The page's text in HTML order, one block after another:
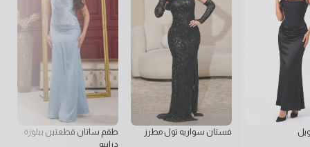
فستان سواريه تول مطرز
طقم ساتان قطعتين ببلوزة
درابيه